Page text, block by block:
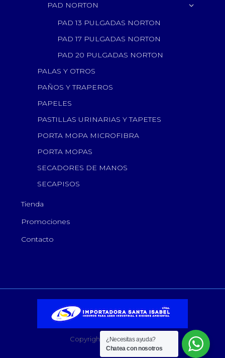
PAD NORTON
PAD 13 PULGADAS NORTON
PAD 17 PULGADAS NORTON
PAD 20 PULGADAS NORTON
PALAS Y OTROS
PAÑOS Y TRAPEROS
PAPELES
PASTILLAS URINARIAS Y TAPETES
PORTA MOPA MICROFIBRA
PORTA MOPAS
SECADORES DE MANOS
SECAPISOS
Tienda
Promociones
Contacto
Copyright © ISI-Chile 2024
2
¿Necesitas ayuda?
Chatea con nosotros